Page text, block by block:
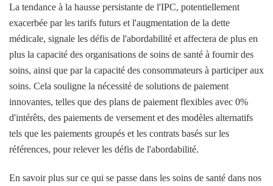
La tendance à la hausse persistante de l'IPC, potentiellement
exacerbée par les tarifs futurs et l'augmentation de la dette
médicale, signale les défis de l'abordabilité et affectera de plus en
plus la capacité des organisations de soins de santé à fournir des
soins, ainsi que par la capacité des consommateurs à participer aux
soins. Cela souligne la nécessité de solutions de paiement
innovantes, telles que des plans de paiement flexibles avec 0%
d'intérêts, des paiements de versement et des modèles alternatifs
tels que les paiements groupés et les contrats basés sur les
références, pour relever les défis de l'abordabilité.
En savoir plus sur ce qui se passe dans les soins de santé dans nos